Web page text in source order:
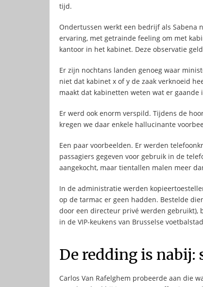
tijd.
Ondertussen werkt een bedrijf als Sabena
ervaring, met getrainde feeling om met
kantoor in het kabinet. Deze observatie
Er zijn nochtans landen genoeg waar
niet dat kabinet x of y de zaak verknoeid
maakt dat kabinetten weten wat er gaande
Er werd ook enorm verspild. Tijdens de
kregen we daar enkele hallucinante
Een paar voorbeelden. Er werden
passagiers gegeven voor gebruik in de
aangekocht, maar tientallen malen meer
In de administratie werden
op de tarmac er geen hadden. Bestelde
door een directeur privé werden gebruikt),
in de VIP-keukens van Brusselse
De redding is
Carlos Van Rafelghem probeerde aan die